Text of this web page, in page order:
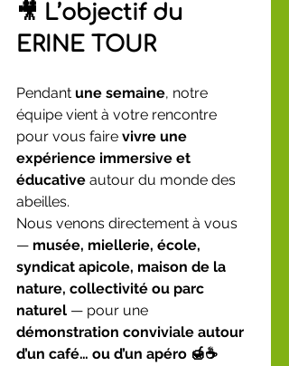
🎥 L’objectif du
ERINE TOUR
Pendant une semaine, notre
équipe vient à votre rencontre
pour vous faire vivre une
expérience immersive et
éducative autour du monde des
abeilles.
Nous venons directement à vous
— musée, miellerie, école,
syndicat apicole, maison de la
nature, collectivité ou parc
naturel — pour une
démonstration conviviale autour
d’un café… ou d’un apéro 🍯☕